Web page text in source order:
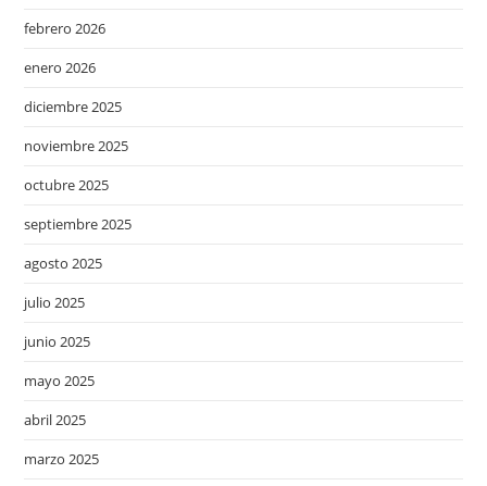
febrero 2026
enero 2026
diciembre 2025
noviembre 2025
octubre 2025
septiembre 2025
agosto 2025
julio 2025
junio 2025
mayo 2025
abril 2025
marzo 2025